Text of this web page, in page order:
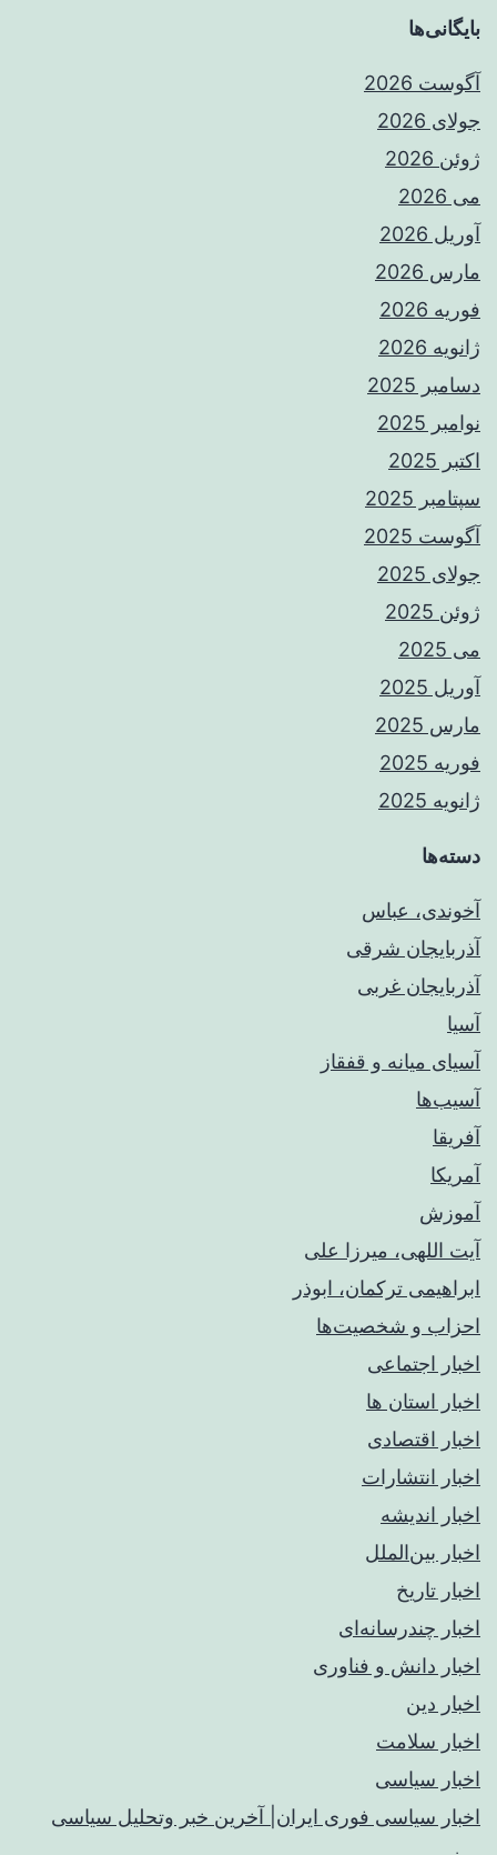
بایگانی‌ها
آگوست 2026
جولای 2026
ژوئن 2026
می 2026
آوریل 2026
مارس 2026
فوریه 2026
ژانویه 2026
دسامبر 2025
نوامبر 2025
اکتبر 2025
سپتامبر 2025
آگوست 2025
جولای 2025
ژوئن 2025
می 2025
آوریل 2025
مارس 2025
فوریه 2025
ژانویه 2025
دسته‌ها
آخوندی، عباس
آذربایجان شرقی
آذربایجان غربی
آسیا
آسیای میانه و قفقاز
آسیب‌ها
آفریقا
آمریکا
آموزش
آیت اللهی، میرزا علی
ابراهیمی ترکمان، ابوذر
احزاب و شخصیت‌ها
اخبار اجتماعی
اخبار استان ها
اخبار اقتصادی
اخبار انتشارات
اخبار اندیشه
اخبار بین‌الملل
اخبار تاریخ
اخبار چندرسانه‌ای
اخبار دانش و فناوری
اخبار دین
اخبار سلامت
اخبار سیاسی
اخبار سیاسی فوری ایران| آخرین خبر وتحلیل سیاسی